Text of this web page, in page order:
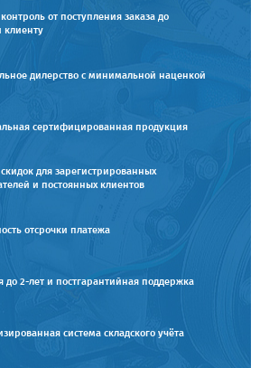
от поступления заказа до
клиенту
дилерство с минимальной наценкой
сертифицированная продукция
для зарегистрированных
и постоянных клиентов
отсрочки платежа
до 2-лет и постгарантийная поддержка
система складского учёта